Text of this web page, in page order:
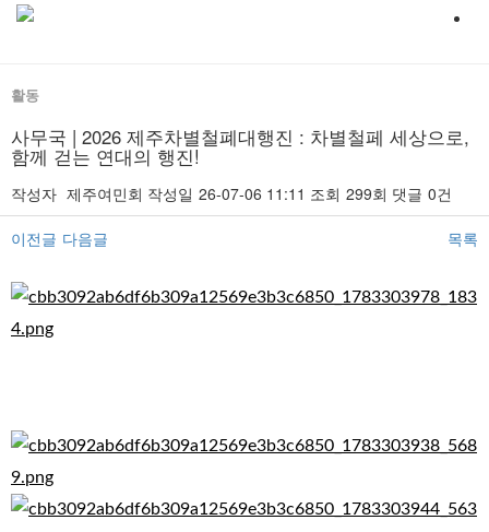
활동
사무국 | 2026 제주차별철폐대행진 : 차별철페 세상으로,
함께 걷는 연대의 행진!
작성자 제주여민회 작성일 26-07-06 11:11 조회 299회 댓글 0건
이전글 다음글 목록
본문